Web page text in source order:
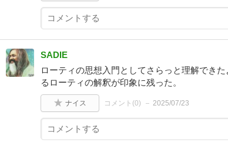
SADIE
ローティの思想入門としてさらっと理解でき
るローティの解釈が印象に残った。
ナイス コメント(0) 2025/07/23